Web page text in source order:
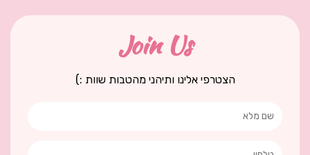
Join Us
הצטרפי אלינו ותיהני מהטבות שוות :)